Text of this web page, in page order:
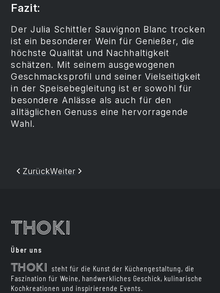
Fazit:
Der Julia Schittler Sauvignon Blanc trocken
ist ein besonderer Wein für Genießer, die
höchste Qualität und Nachhaltigkeit
schätzen. Mit seinem ausgewogenen
Geschmacksprofil und seiner Vielseitigkeit
in der Speisebegleitung ist er sowohl für
besondere Anlässe als auch für den
alltäglichen Genuss eine hervorragende
Wahl.
ZurückWeiter
Thoki
Über uns
Thoki
steht für die Kunst der Küchengestaltung, die
Faszination für Weine, handwerkliches Geschick, kulinarische
Kochkreationen und inspirierende Events.